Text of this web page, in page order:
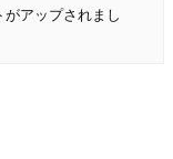
アップされまし